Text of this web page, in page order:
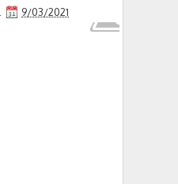
9/03/2021